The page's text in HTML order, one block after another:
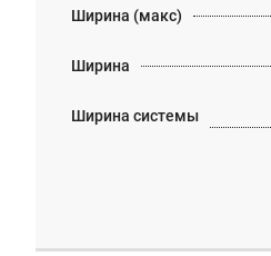
Ширина (макс)
Ширина
Ширина системы